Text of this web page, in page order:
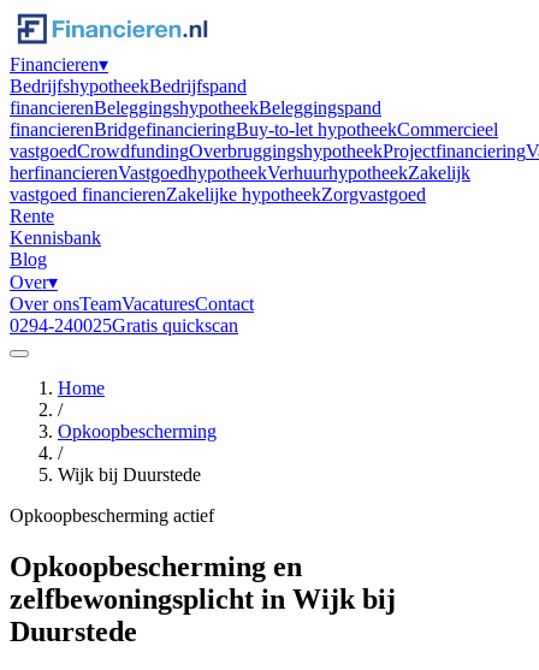
Financieren▾
BedrijfshypotheekBedrijfspand
financierenBeleggingshypotheekBeleggingspand
financierenBridgefinancieringBuy-to-let hypotheekCommercieel
vastgoedCrowdfundingOverbruggingshypotheekProjectfinanciering
herfinancierenVastgoedhypotheekVerhuurhypotheekZakelijk
vastgoed financierenZakelijke hypotheekZorgvastgoed
Rente
Kennisbank
Blog
Over▾
Over onsTeamVacaturesContact
0294-240025Gratis quickscan
Home
/
Opkoopbescherming
/
Wijk bij Duurstede
Opkoopbescherming actief
Opkoopbescherming en
zelfbewoningsplicht in Wijk bij
Duurstede